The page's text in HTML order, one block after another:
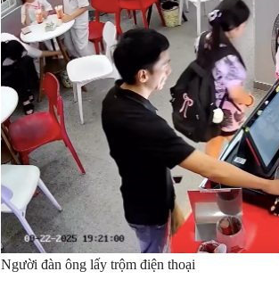
Người đàn ông lấy trộm điện thoại